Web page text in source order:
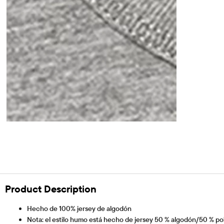
Product Description
Hecho de 100% jersey de algodón
Nota: el estilo humo está hecho de jersey 50 % algodón/50 %